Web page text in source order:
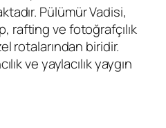
Pülümür Vadisi,
rafting ve fotoğrafçılık
rotalarından biridir.
ve yaylacılık yaygın